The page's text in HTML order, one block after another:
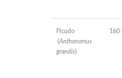
Picudo
(Anthonomus
grandis)
160